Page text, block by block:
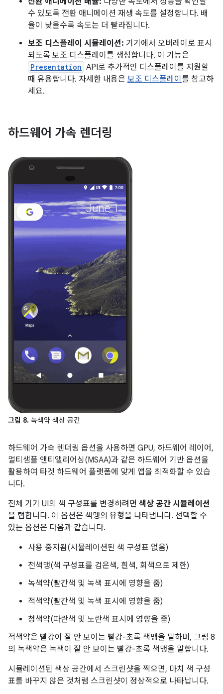
수 있도록 전환 애니메이션 재생 속도를 설정합니다. 배
율이 낮을수록 속도는 더 빨라집니다.
보조 디스플레이 시뮬레이션: 기기에서 오버레이로 표시
되도록 보조 디스플레이를 생성합니다. 이 기능은
Presentation API로 추가적인 디스플레이를 지원할
때 유용합니다. 자세한 내용은 보조 디스플레이 를 참고하
세요.
하드웨어 가속 렌더링
그림 8. 녹색약 색상 공간
하드웨어 가속 렌더링 옵션을 사용하면 GPU, 하드웨어 레이어,
멀티샘플 앤티앨리어싱(MSAA)과 같은 하드웨어 기반 옵션을
활용하여 타겟 하드웨어 플랫폼에 맞게 앱을 최적화할 수 있습
니다.
전체 기기 UI의 색 구성표를 변경하려면 색상 공간 시뮬레이션
을 탭합니다. 이 옵션은 색맹의 유형을 나타냅니다. 선택할 수
있는 옵션은 다음과 같습니다.
사용 중지됨(시뮬레이션된 색 구성표 없음)
전색맹(색 구성표를 검은색, 흰색, 회색으로 제한)
녹색약(빨간색 및 녹색 표시에 영향을 줌)
적색약(빨간색 및 녹색 표시에 영향을 줌)
청색약(파란색 및 노란색 표시에 영향을 줌)
적색약은 빨강이 잘 안 보이는 빨강-초록 색맹을 말하며, 그림 8
의 녹색약은 녹색이 잘 안 보이는 빨강-초록 색맹을 말합니다.
시뮬레이션된 색상 공간에서 스크린샷을 찍으면, 마치 색 구성
표를 바꾸지 않은 것처럼 스크린샷이 정상적으로 나타납니다.